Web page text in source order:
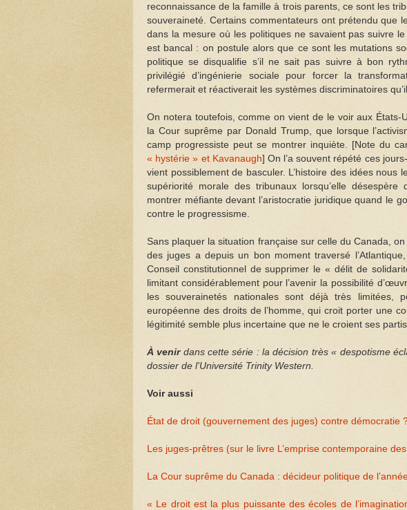
reconnaissance de la famille à trois parents, ce sont les
souveraineté. Certains commentateurs ont prétendu que
dans la mesure où les politiques ne savaient pas suivre
est bancal : on postule alors que ce sont les mutations
politique se disqualifie s’il ne sait pas suivre à bon
privilégié d’ingénierie sociale pour forcer la
refermerait et réactiverait les systèmes discriminatoires
On notera toutefois, comme on vient de le voir aux États-
la Cour suprême par Donald Trump, que lorsque
camp progressiste peut se montrer inquiète. [Note du
« hystérie » et Kavanaugh] On l’a souvent répété ces
vient possiblement de basculer. L’histoire des idées nous
supériorité morale des tribunaux lorsqu’elle
montrer méfiante devant l’aristocratie juridique quand le
contre le progressisme.
Sans plaquer la situation française sur celle du Canada,
des juges a depuis un bon moment traversé
Conseil constitutionnel de supprimer le « délit de
limitant considérablement pour l’avenir la possibilité
les souverainetés nationales sont déjà très
européenne des droits de l’homme, qui croit porter une
légitimité semble plus incertaine que ne le croient ses
À venir dans cette série : la décision très « despotisme
dossier de l'Université Trinity Western.
Voir aussi
État de droit (gouvernement des juges) contre démocratie
Les juges-prêtres (sur le livre L’emprise contemporaine
La Cour suprême du Canada : décideur politique de
« Le droit est la plus puissante des écoles de